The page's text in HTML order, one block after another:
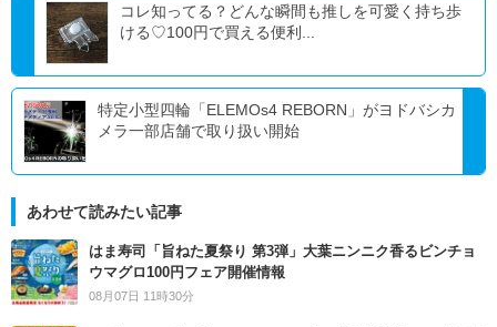
コレ知ってる？どんな瞬間も推しを可愛く持ち歩
ける♡100円で買える便利...
特定小型四輪「ELEMOs4 REBORN」がヨドバシカ
メラ一部店舗で取り扱い開始
あわせて読みたい記事
はま寿司「旨ねた夏祭り 第3弾」大葉ニンニク香るビンチョ
ウマグロ100円フェア開催情報
08月07日 11時30分